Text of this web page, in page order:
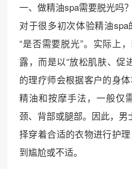
一、做精油spa需要脱光吗
对于很多初次体验精油
“是否需要脱光”。实际上
露，而是以“放松肌肤、促
的理疗师会根据客户的身
精油和按摩手法，一般仅
颈、背部或腿部。因此，
择穿着合适的衣物进行护
到尴尬或不适。